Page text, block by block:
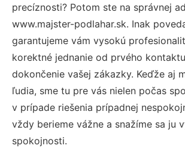
precíznosti? Potom ste na správnej
www.majster-podlahar.sk. Inak
garantujeme vám vysokú
korektné jednanie od prvého
dokončenie vašej zákazky. Keďže aj
ľudia, sme tu pre vás nielen počas
v prípade riešenia prípadnej
vždy berieme vážne a snažíme sa ju
spokojnosti.